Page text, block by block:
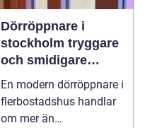
Dörröppnare i
stockholm tryggare
och smidigare
entréer i vardagen
En modern dörröppnare i
flerbostadshus handlar
om mer än